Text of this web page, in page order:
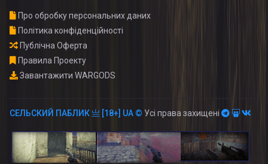
Про обробку персональних даних
Політика конфіденційності
Публічна Оферта
Правила Проекту
Завантажити WARGODS
СЕЛЬСКИЙ ПАБЛИК 亗 [18+] UA © Усі права захищені